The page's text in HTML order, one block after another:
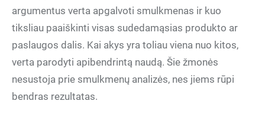
argumentus verta apgalvoti smulkmenas ir kuo
tiksliau paaiškinti visas sudedamąsias produkto ar
paslaugos dalis. Kai akys yra toliau viena nuo kitos,
verta parodyti apibendrintą naudą. Šie žmonės
nesustoja prie smulkmenų analizės, nes jiems rūpi
bendras rezultatas.